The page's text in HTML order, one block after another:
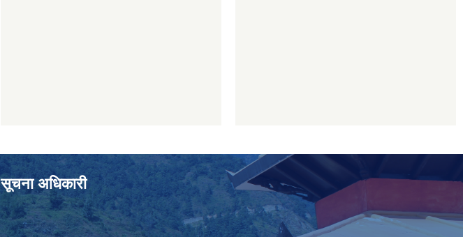
सूचना अधिकारी